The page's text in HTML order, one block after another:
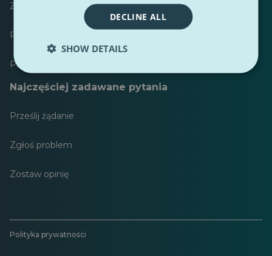
Zestawy narzędzi
Przewodnik stylistyczny treści PulseZ
Przewodnik po postach dla współtwórców PulseZ
Najczęściej zadawane pytania
Prześlij żądanie
Zgłoś problem
Zostaw opinię
Polityka prywatności
DECLINE ALL
SHOW DETAILS